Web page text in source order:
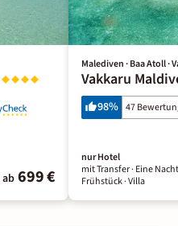
ab 699 €
Malediven · Baa Atoll ·
Vakkaru
98% 47
nur Hotel
mit Transfer ·Eine Nacht
Frühstück· Villa